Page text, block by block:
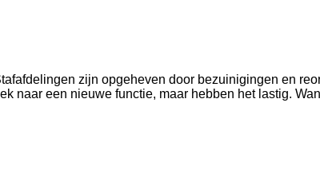
zijn opgeheven door bezuinigingen en
naar een nieuwe functie, maar hebben het lastig.